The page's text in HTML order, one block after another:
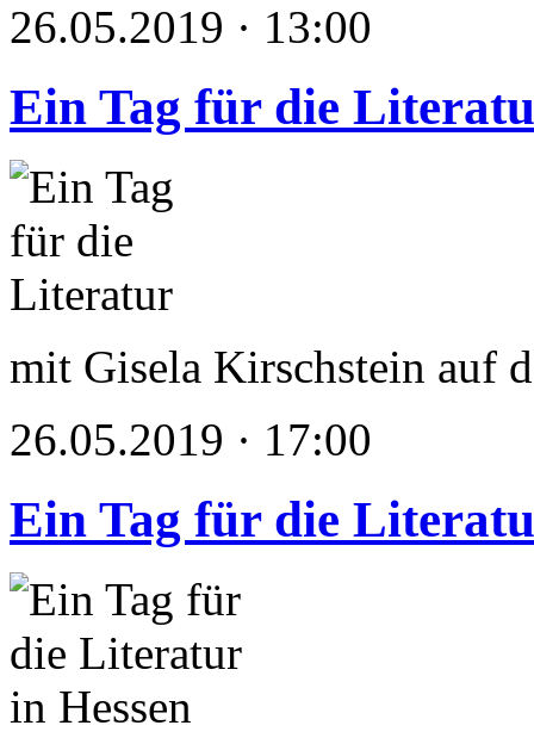
26.05.2019 · 13:00
Ein Tag für die
mit Gisela Kirschstein auf
26.05.2019 · 17:00
Ein Tag für die